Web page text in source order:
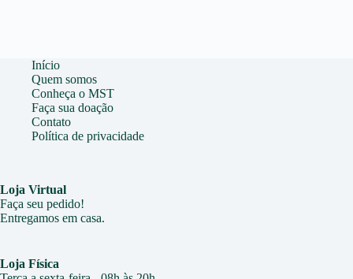
Início
Quem somos
Conheça o MST
Faça sua doação
Contato
Política de privacidade
Loja Virtual
Faça seu pedido!
Entregamos em casa.
Loja Física